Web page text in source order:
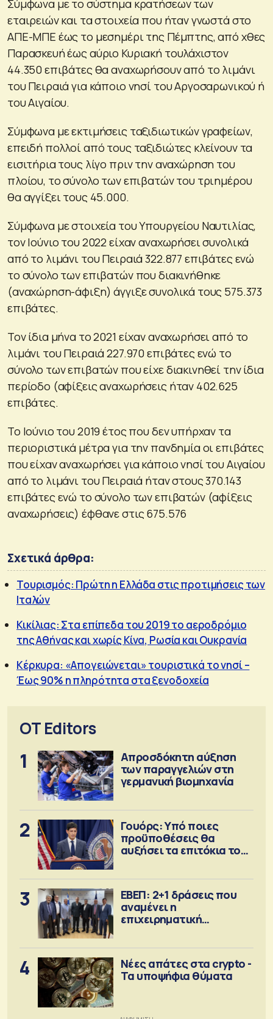
Σύμφωνα με το σύστημα κρατήσεων των
εταιρειών και τα στοιχεία που ήταν γνωστά στο
ΑΠΕ-ΜΠΕ έως το μεσημέρι της Πέμπτης, από χθες
Παρασκευή έως αύριο Κυριακή τουλάχιστον
44.350 επιβάτες θα αναχωρήσουν από το λιμάνι
του Πειραιά για κάποιο νησί του Αργοσαρωνικού ή
του Αιγαίου.
Σύμφωνα με εκτιμήσεις ταξιδιωτικών γραφείων,
επειδή πολλοί από τους ταξιδιώτες κλείνουν τα
εισιτήρια τους λίγο πριν την αναχώρηση του
πλοίου, το σύνολο των επιβατών του τριημέρου
θα αγγίξει τους 45.000.
Σύμφωνα με στοιχεία του Υπουργείου Ναυτιλίας,
τον Ιούνιο του 2022 είχαν αναχωρήσει συνολικά
από το λιμάνι του Πειραιά 322.877 επιβάτες ενώ
το σύνολο των επιβατών που διακινήθηκε
(αναχώρηση-άφιξη) άγγιξε συνολικά τους 575.373
επιβάτες.
Τον ίδια μήνα το 2021 είχαν αναχωρήσει από το
λιμάνι του Πειραιά 227.970 επιβάτες ενώ το
σύνολο των επιβατών που είχε διακινηθεί την ίδια
περίοδο (αφίξεις αναχωρήσεις ήταν 402.625
επιβάτες.
Το Ιούνιο του 2019 έτος που δεν υπήρχαν τα
περιοριστικά μέτρα για την πανδημία οι επιβάτες
που είχαν αναχωρήσει για κάποιο νησί του Αιγαίου
από το λιμάνι του Πειραιά ήταν στους 370.143
επιβάτες ενώ το σύνολο των επιβατών (αφίξεις
αναχωρήσεις) έφθανε στις 675.576
Σχετικά άρθρα:
Τουρισμός: Πρώτη η Ελλάδα στις προτιμήσεις των
Ιταλών
Κικίλιας: Στα επίπεδα του 2019 το αεροδρόμιο
της Αθήνας και χωρίς Κίνα, Ρωσία και Ουκρανία
Κέρκυρα: «Απογειώνεται» τουριστικά το νησί –
Έως 90% η πληρότητα στα ξενοδοχεία
OT Editors
1
Απροσδόκητη αύξηση
των παραγγελιών στη
γερμανική βιομηχανία
2
Γουόρς: Υπό ποιες
προϋποθέσεις θα
αυξήσει τα επιτόκια τον
3
ΕΒΕΠ: 2+1 δράσεις που
αναμένει η
επιχειρηματική
4
Νέες απάτες στα crypto -
Τα υποψήφια θύματα